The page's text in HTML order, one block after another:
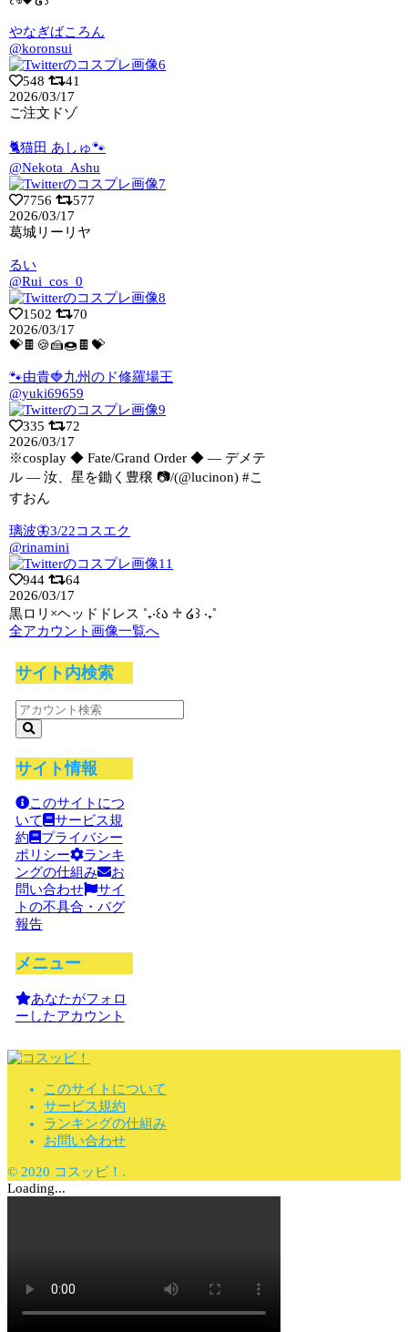
やなぎばころん
@koronsui
548
41
2026/03/17
ご注文ドゾ
🐈猫田 あしゅ🐾
@Nekota_Ashu
7756
577
2026/03/17
葛城リーリヤ
るい
@Rui_cos_0
1502
70
2026/03/17
💝🍫🍪🍰🍩🍫💝
🐾由貴🍓九州のド修羅場王
@yuki69659
335
72
2026/03/17
※cosplay ◆ Fate/Grand Order ◆ ― デメテ
ル ―汝、星を鋤く豊穣 📷/(@lucinon) #こ
すおん
璃波🦋3/22コスエク
@rinamini
944
64
2026/03/17
黒ロリ×ヘッドドレス ˚₊‧꒰ა ♱ ໒꒱ ‧₊˚
全アカウント画像一覧へ
サイト内検索
サイト情報
このサイトにつ
いて
サービス規
約
プライバシー
ポリシー
ランキ
ングの仕組み
お
問い合わせ
サイ
トの不具合・バグ
報告
メニュー
あなたがフォロ
ーしたアカウント
このサイトについて
サービス規約
ランキングの仕組み
お問い合わせ
© 2020 コスッピ！.
Loading...